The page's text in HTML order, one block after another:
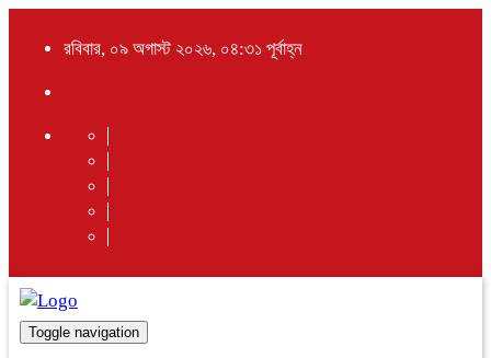
রবিবার, ০৯ অগাস্ট ২০২৬, ০৪:৩১ পূর্বাহ্ন
Toggle navigation